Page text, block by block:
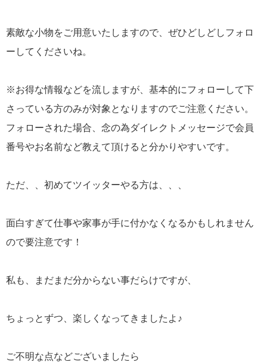
素敵な小物をご用意いたしますので、ぜひどしどしフォロ
ーしてくださいね。
※お得な情報などを流しますが、基本的にフォローして下
さっている方のみが対象となりますのでご注意ください。
フォローされた場合、念の為ダイレクトメッセージで会員
番号やお名前など教えて頂けると分かりやすいです。
ただ、、初めてツイッターやる方は、、、
面白すぎて仕事や家事が手に付かなくなるかもしれません
ので要注意です！
私も、まだまだ分からない事だらけですが、
ちょっとずつ、楽しくなってきましたよ♪
ご不明な点などございましたら